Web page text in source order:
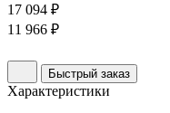
17 094 ₽
11 966 ₽
Быстрый заказ
Характеристики